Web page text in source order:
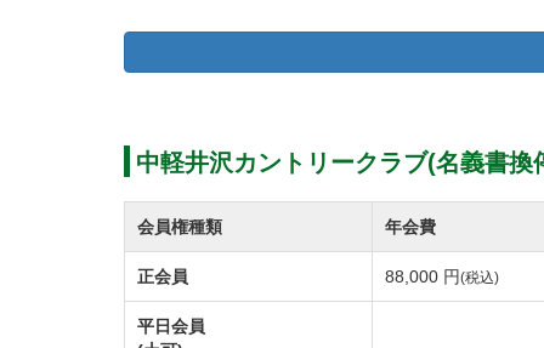
中軽井沢カントリークラブ(名義書換
会員権種類 年会費
正会員 88,000 円(税込)
平日会員